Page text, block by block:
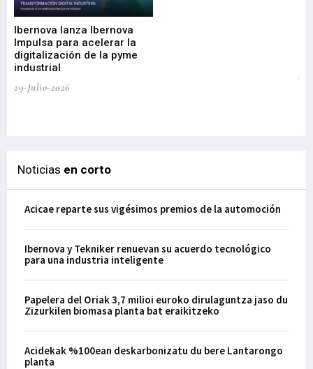
Ibernova lanza Ibernova
Impulsa para acelerar la
digitalización de la pyme
industrial
29-Julio-2026
Noticias en corto
Acicae reparte sus vigésimos premios de la automoción
Ibernova y Tekniker renuevan su acuerdo tecnológico
para una industria inteligente
Papelera del Oriak 3,7 milioi euroko dirulaguntza jaso du
Zizurkilen biomasa planta bat eraikitzeko
Acidekak %100ean deskarbonizatu du bere Lantarongo
planta